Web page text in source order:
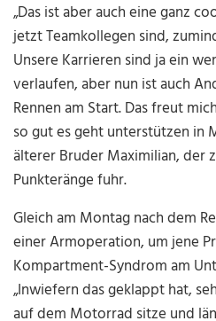
„Das ist aber auch eine ganz
jetzt Teamkollegen sind,
Unsere Karrieren sind ja ein
verlaufen, aber nun ist auch
Rennen am Start. Das freut
so gut es geht unterstützen in
älterer Bruder Maximilian, der
Punkteränge fuhr.
Gleich am Montag nach dem
einer Armoperation, um jene
Kompartment-Syndrom am
„Inwiefern das geklappt hat,
auf dem Motorrad sitze und